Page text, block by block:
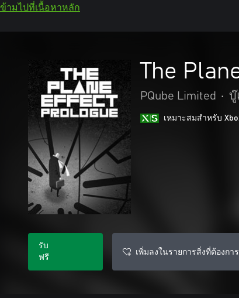
ข้ามไปที่เนื้อหาหลัก
The
PQube Limited • บู๊
เหมาะสมสําหรับ
รับ
ฟรี
เพิ่มลงในรายการสิ่งที่ต้องการ